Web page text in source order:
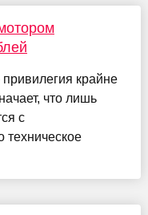
крайне
что лишь
с
техническое